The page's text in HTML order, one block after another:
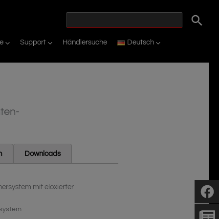
Support Händlersuche Deutsch
Downloads
mit eloxierter